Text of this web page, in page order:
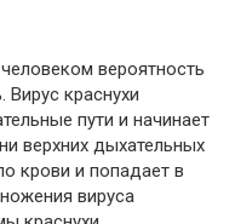
вероятность
Вирус краснухи
пути и начинает
верхних дыхательных
крови и попадает в
вируса